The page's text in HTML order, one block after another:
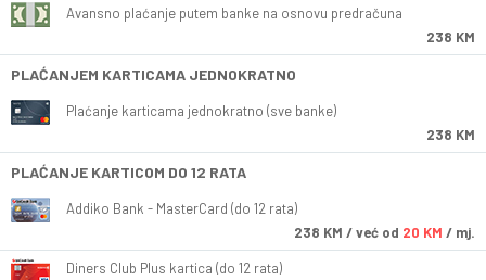
Avansno plaćanje putem banke na osnovu predračuna
238 KM
PLAĆANJEM KARTICAMA JEDNOKRATNO
Plaćanje karticama jednokratno (sve banke)
238 KM
PLAĆANJE KARTICOM DO 12 RATA
Addiko Bank - MasterCard (do 12 rata)
238 KM / već od 20 KM / mj.
Diners Club Plus kartica (do 12 rata)